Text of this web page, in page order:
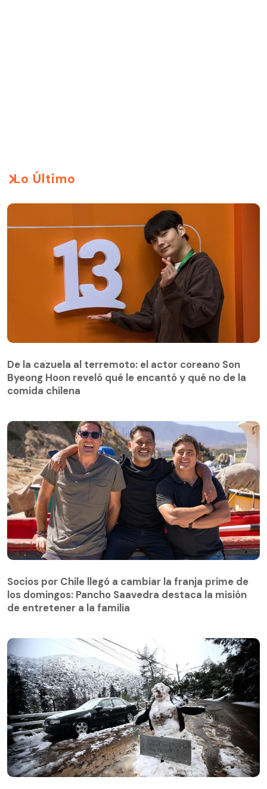
Lo Último
De la cazuela al terremoto: el actor coreano Son
Byeong Hoon reveló qué le encantó y qué no de la
comida chilena
Socios por Chile llegó a cambiar la franja prime de
los domingos: Pancho Saavedra destaca la misión
de entretener a la familia